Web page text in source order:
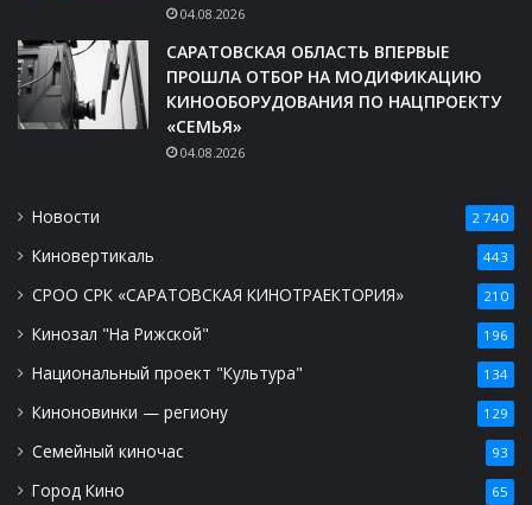
04.08.2026
САРАТОВСКАЯ ОБЛАСТЬ ВПЕРВЫЕ
ПРОШЛА ОТБОР НА МОДИФИКАЦИЮ
КИНООБОРУДОВАНИЯ ПО НАЦПРОЕКТУ
«СЕМЬЯ»
04.08.2026
Новости 2 740
Киновертикаль 443
СРОО СРК «САРАТОВСКАЯ КИНОТРАЕКТОРИЯ» 210
Кинозал "На Рижской" 196
Национальный проект "Культура" 134
Киноновинки — региону 129
Семейный киночас 93
Город Кино 65